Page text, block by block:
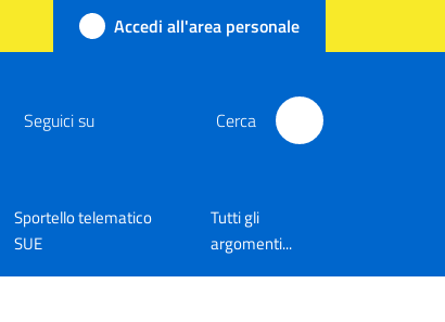
Accedi all'area personale
Seguici su Cerca
Sportello telematico
SUE
Tutti gli
argomenti...